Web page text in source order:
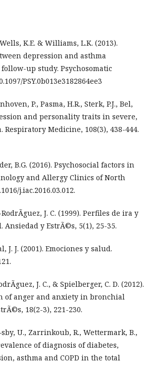
K.E. & Williams, L.K. (2013).
depression and asthma
up study. Psychosomatic
PSY.0b013e3182864ee3
P., Pasma, H.R., Sterk, P.J., Bel,
and personality traits in severe,
Medicine, 108(3), 438-444.
B.G. (2016). Psychosocial factors in
and Allergy Clinics of North
j.iac.2016.03.012.
J. C. (1999). Perfiles de ira y
y EstrÃ©s, 5(1), 25-35.
J. (2001). Emociones y salud.
J. C., & Spielberger, C. D. (2012).
of anger and anxiety in bronchial
18(2-3), 221-230.
U., Zarrinkoub, R., Wettermark, B.,
of diagnosis of diabetes,
asthma and COPD in the total